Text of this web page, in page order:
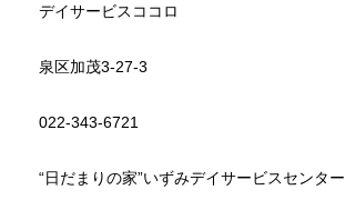
デイサービスココロ
泉区加茂3-27-3
022-343-6721
“日だまりの家”いずみデイサービスセンター